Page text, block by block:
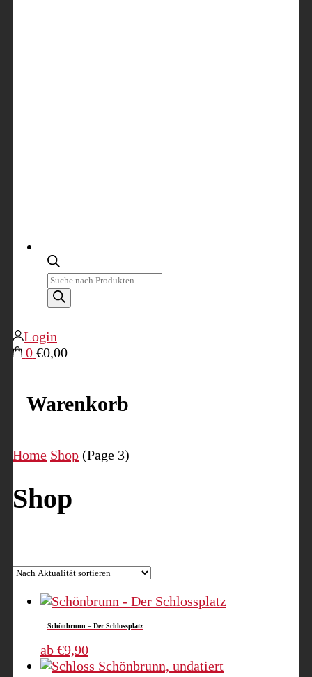
Products
search
Login
0 €0,00
Warenkorb
Home Shop (Page 3)
Shop
Schönbrunn – Der Schlossplatz
ab €9,90Dieses
Produkt